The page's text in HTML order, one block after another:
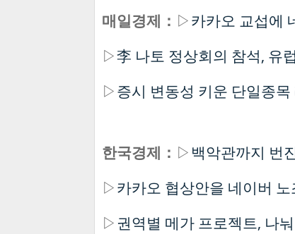
매일경제： ▷카카오 교섭에
▷李 나토 정상회의 참석, 유
▷증시 변동성 키운 단일종
한국경제： ▷ 백악관까지 번
▷카카오 협상안을 네이버
▷권역별 메가 프로젝트, 나